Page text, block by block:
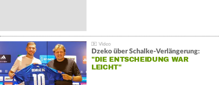
Dzeko über Schalke-Verlängerung:
"DIE ENTSCHEIDUNG WAR
LEICHT"